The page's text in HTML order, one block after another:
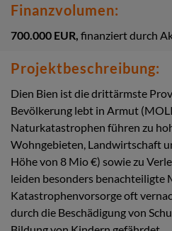
Finanzvolumen:
700.000 EUR, finanziert durch
Projektbeschreibung:
Dien Bien ist die drittärmste
Bevölkerung lebt in Armut
Naturkatastrophen führen zu
Wohngebieten, Landwirtschaft
Höhe von 8 Mio €) sowie zu
leiden besonders benachteiligte
Katastrophenvorsorge oft
durch die Beschädigung von